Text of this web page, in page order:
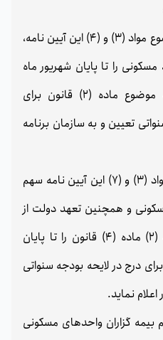
1 - پس از دریافت اطلاعات موضوع مواد (3) و (4) این آیین نامه،
را تا پایان شهریور ماه
هر سال با رعایت آیین نامه موضوع ماده (2) قانون برای
تعیین و به سازمان برنامه
2- بر اساس اطلاعات موضوع مواد (3) و (7) این آیین نامه سهم
و همچنین تعهد دولت از
محل آیین نامه اجرایی تبصره (2) ماده (4) قانون را تا پایان
درج در لایحه بودجه سنواتی
نماید.
گزاران واحدهای مسکونی